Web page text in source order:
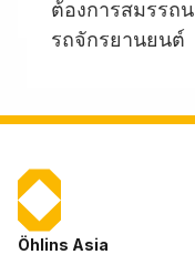
ต้องการสมรรถ
รถจักรยานยนต์
Öhlins Asia